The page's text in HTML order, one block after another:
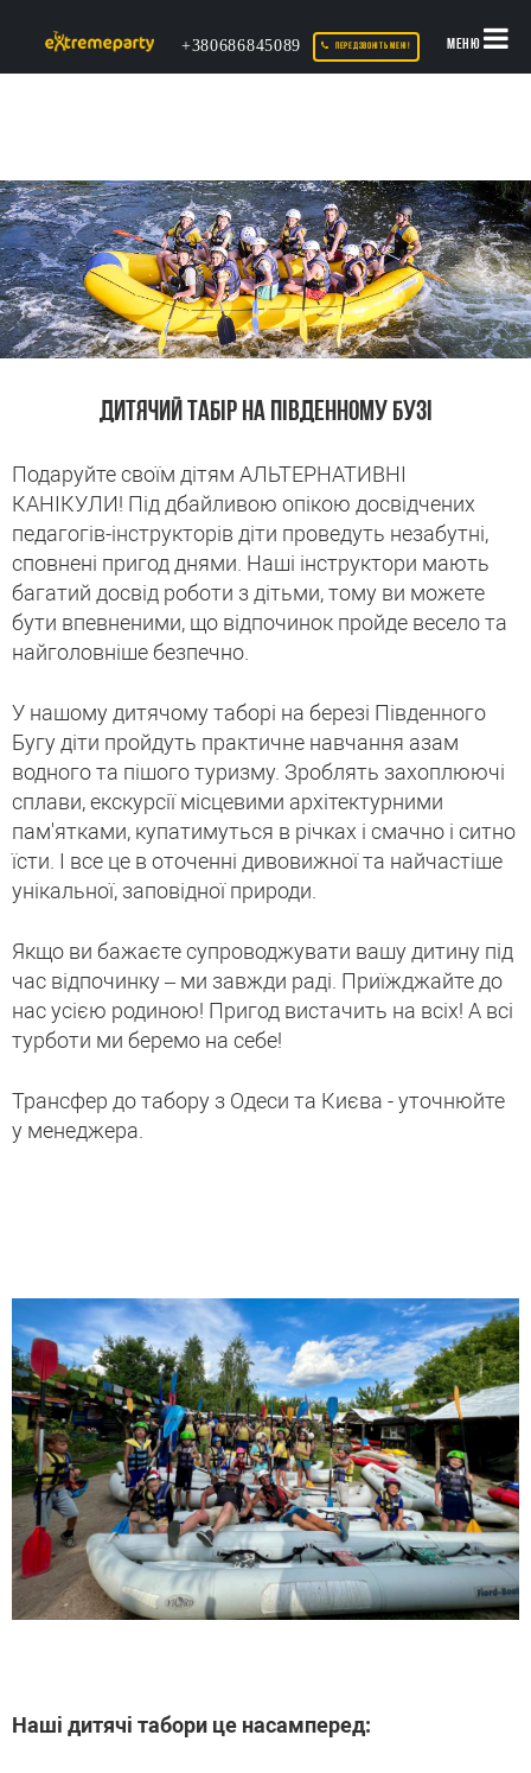
+380686845089 ПЕРЕДЗВОНІТЬ МЕНІ! МЕНЮ
ДИТЯЧИЙ ТАБІР НА ПІВДЕННОМУ БУЗІ
Подаруйте своїм дітям АЛЬТЕРНАТИВНІ
КАНІКУЛИ! Під дбайливою опікою досвідчених
педагогів-інструкторів діти проведуть незабутні,
сповнені пригод днями. Наші інструктори мають
багатий досвід роботи з дітьми, тому ви можете
бути впевненими, що відпочинок пройде весело та
найголовніше безпечно.
У нашому дитячому таборі на березі Південного
Бугу діти пройдуть практичне навчання азам
водного та пішого туризму. Зроблять захоплюючі
сплави, екскурсії місцевими архітектурними
пам'ятками, купатимуться в річках і смачно і ситно
їсти. І все це в оточенні дивовижної та найчастіше
унікальної, заповідної природи.
Якщо ви бажаєте супроводжувати вашу дитину під
час відпочинку – ми завжди раді. Приїжджайте до
нас усією родиною! Пригод вистачить на всіх! А всі
турботи ми беремо на себе!
Трансфер до табору з Одеси та Києва - уточнюйте
у менеджера.
Наші дитячі табори це насамперед: